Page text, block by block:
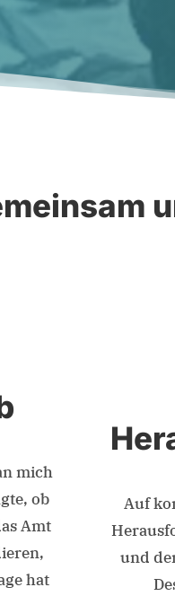
mich
ob
Amt
hat
Auf
und